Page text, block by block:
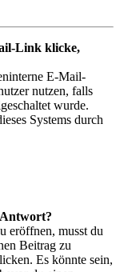
Link klicke,
E-Mail-
nutzen, falls
wurde.
Systems durch
Antwort?
eröffnen, musst du
Beitrag zu
Es könnte sein,